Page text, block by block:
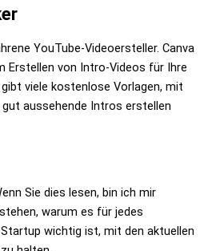
YouTube-Videoersteller. Canva
Erstellen von Intro-Videos für Ihre
viele kostenlose Vorlagen, mit
aussehende Intros erstellen
Sie dies lesen, bin ich mir
warum es für jedes
wichtig ist, mit den aktuellen